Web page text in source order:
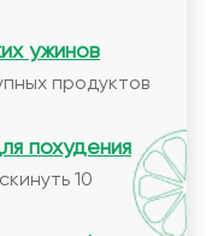
ужинов
продуктов
похудения
10